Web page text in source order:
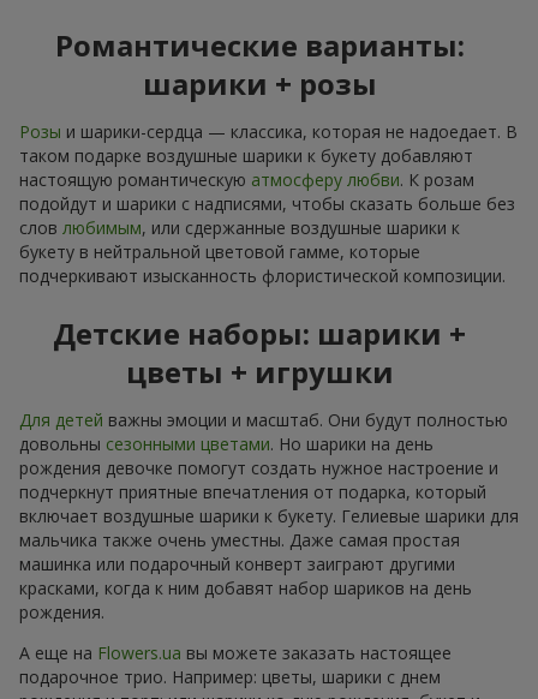
Романтические варианты:
шарики + розы
Розы и шарики-сердца — классика, которая не надоедает. В
таком подарке воздушные шарики к букету добавляют
настоящую романтическую атмосферу любви. К розам
подойдут и шарики с надписями, чтобы сказать больше без
слов любимым, или сдержанные воздушные шарики к
букету в нейтральной цветовой гамме, которые
подчеркивают изысканность флористической композиции.
Детские наборы: шарики +
цветы + игрушки
Для детей важны эмоции и масштаб. Они будут полностью
довольны сезонными цветами. Но шарики на день
рождения девочке помогут создать нужное настроение и
подчеркнут приятные впечатления от подарка, который
включает воздушные шарики к букету. Гелиевые шарики для
мальчика также очень уместны. Даже самая простая
машинка или подарочный конверт заиграют другими
красками, когда к ним добавят набор шариков на день
рождения.
А еще на Flowers.ua вы можете заказать настоящее
подарочное трио. Например: цветы, шарики с днем